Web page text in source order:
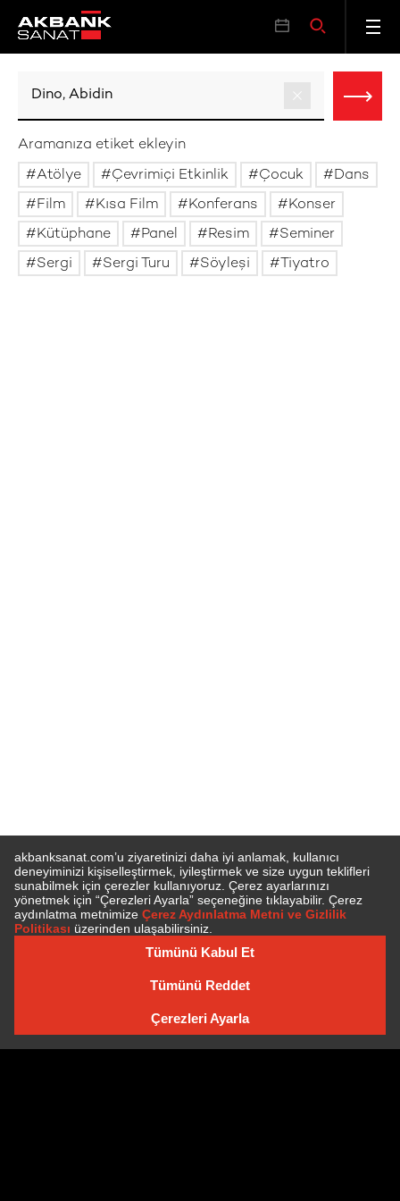
Aramanıza etiket ekleyin
Atölye
Çevrimiçi Etkinlik Çocuk
Dans
Film
Kısa Film Konferans
Konser
Kütüphane
Panel Resim
Seminer
Sergi
Sergi Turu Söyleşi Tiyatro